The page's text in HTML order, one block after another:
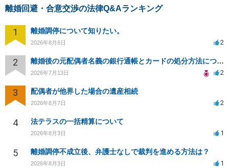
離婚回避・合意交渉の法律Q&Aランキング
1 離婚調停について知りたい。
2026年8月6日 2
2 離婚後の元配偶者名義の銀行通帳とカードの処分方法について
2026年7月13日 2
3 配偶者が他界した場合の遺産相続
2026年8月7日 2
4 法テラスの一括精算について
2026年8月3日 1
5 離婚調停不成立後、弁護士なしで裁判を進める方法は？
2026年8月3日 1